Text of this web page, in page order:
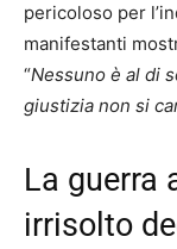
pericoloso per
manifestanti
“Nessuno è al di
giustizia non si
La guerra
irrisolto